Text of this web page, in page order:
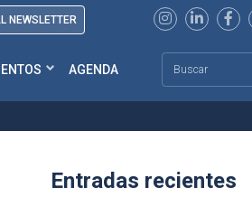
NEWSLETTER
AGENDA
Entradas recientes